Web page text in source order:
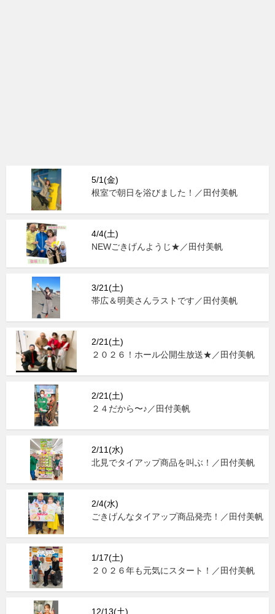
5/1(金)
根室で朝日を浴びました！／田付美帆
4/4(土)
NEWごきげんようじ★／田付美帆
3/21(土)
帯広＆明美さんラストです／田付美帆
2/21(土)
２０２６！ホール公開生放送★／田付美帆
2/21(土)
２４だから〜♪／田付美帆
2/11(水)
北見でタイアップ商品を叫ぶ！／田付美帆
2/4(水)
ごきげんなタイアップ商品発売！／田付美帆
1/17(土)
２０２６年も元気にスタート！／田付美帆
12/13(土)